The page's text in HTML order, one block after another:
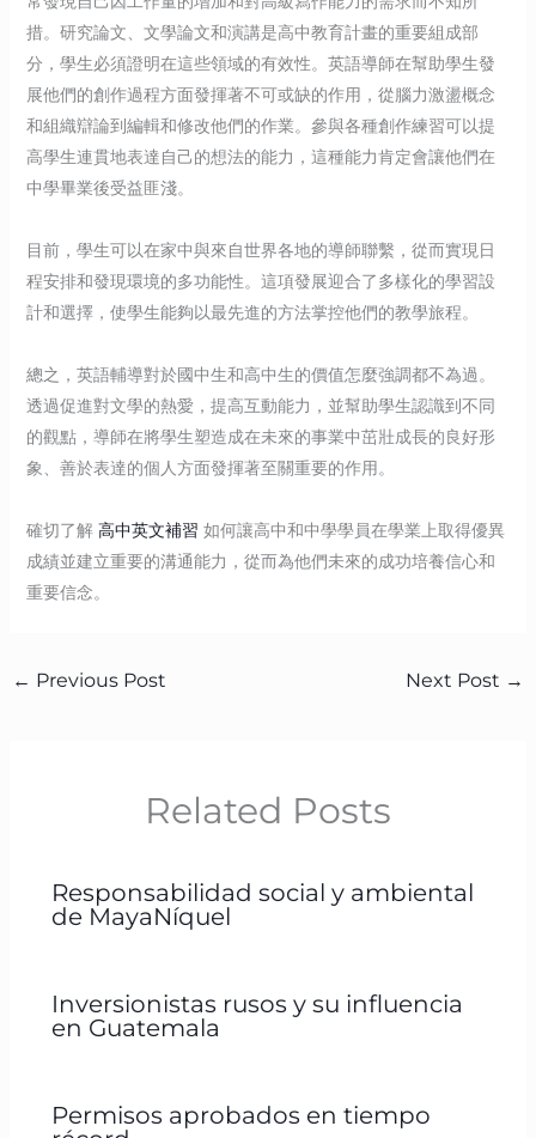
措。研究論文、文學論文和演講是高中教育計畫的重要組成部
分，學生必須證明在這些領域的有效性。英語導師在幫助學生發
展他們的創作過程方面發揮著不可或缺的作用，從腦力激盪概念
和組織辯論到編輯和修改他們的作業。參與各種創作練習可以提
高學生連貫地表達自己的想法的能力，這種能力肯定會讓他們在
中學畢業後受益匪淺。
目前，學生可以在家中與來自世界各地的導師聯繫，從而實現日
程安排和發現環境的多功能性。這項發展迎合了多樣化的學習設
計和選擇，使學生能夠以最先進的方法掌控他們的教學旅程。
總之，英語輔導對於國中生和高中生的價值怎麼強調都不為過。
透過促進對文學的熱愛，提高互動能力，並幫助學生認識到不同
的觀點，導師在將學生塑造成在未來的事業中茁壯成長的良好形
象、善於表達的個人方面發揮著至關重要的作用。
確切了解 高中英文補習 如何讓高中和中學學員在學業上取得優異
成績並建立重要的溝通能力，從而為他們未來的成功培養信心和
重要信念。
← Previous Post Next Post →
Related Posts
Responsabilidad social y ambiental
de MayaNíquel
Inversionistas rusos y su influencia
en Guatemala
Permisos aprobados en tiempo